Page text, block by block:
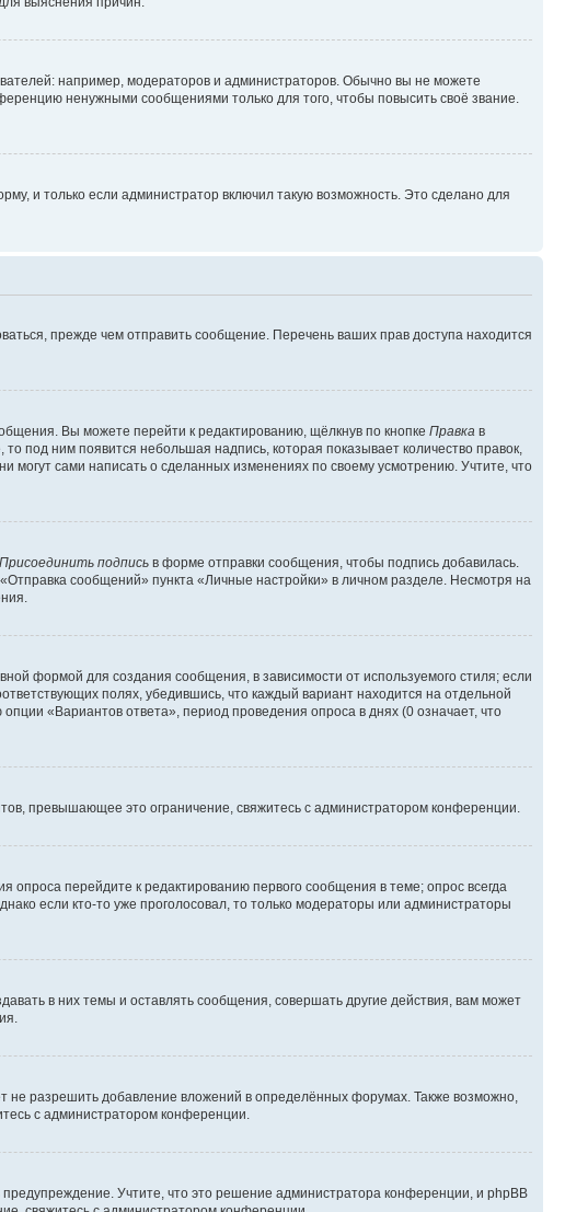
например, модераторов и администраторов. Обычно вы не можете
ненужными сообщениями только для того, чтобы повысить своё звание.
и только если администратор включил такую возможность. Это сделано для
прежде чем отправить сообщение. Перечень ваших прав доступа находится
Вы можете перейти к редактированию, щёлкнув по кнопке Правка в
под ним появится небольшая надпись, которая показывает количество правок,
могут сами написать о сделанных изменениях по своему усмотрению. Учтите, что
Присоединить подпись в форме отправки сообщения, чтобы подпись добавилась.
сообщений» пункта «Личные настройки» в личном разделе. Несмотря на
формой для создания сообщения, в зависимости от используемого стиля; если
полях, убедившись, что каждый вариант находится на отдельной
«Вариантов ответа», период проведения опроса в днях (0 означает, что
превышающее это ограничение, свяжитесь с администратором конференции.
перейдите к редактированию первого сообщения в теме; опрос всегда
если кто-то уже проголосовал, то только модераторы или администраторы
в них темы и оставлять сообщения, совершать другие действия, вам может
разрешить добавление вложений в определённых форумах. Также возможно,
с администратором конференции.
Учтите, что это решение администратора конференции, и phpBB